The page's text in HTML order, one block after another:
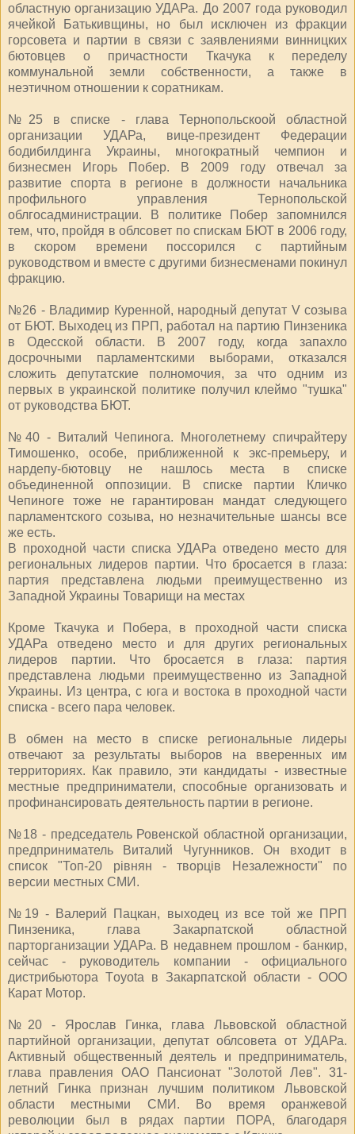
областную организацию УДАРа. До 2007 года руководил
ячейкой Батькивщины, но был исключен из фракции
горсовета и партии в связи с заявлениями винницких
бютовцев о причастности Ткачука к переделу
коммунальной земли собственности, а также в
неэтичном отношении к соратникам.
№25 в списке - глава Тернопольскоой областной
организации УДАРа, вице-президент Федерации
бодибилдинга Украины, многократный чемпион и
бизнесмен Игорь Побер. В 2009 году отвечал за
развитие спорта в регионе в должности начальника
профильного управления Тернопольской
облгосадминистрации. В политике Побер запомнился
тем, что, пройдя в облсовет по спискам БЮТ в 2006 году,
в скором времени поссорился с партийным
руководством и вместе с другими бизнесменами покинул
фракцию.
№26 - Владимир Куренной, народный депутат V созыва
от БЮТ. Выходец из ПРП, работал на партию Пинзеника
в Одесской области. В 2007 году, когда запахло
досрочными парламентскими выборами, отказался
сложить депутатские полномочия, за что одним из
первых в украинской политике получил клеймо "тушка"
от руководства БЮТ.
№40 - Виталий Чепинога. Многолетнему спичрайтеру
Тимошенко, особе, приближенной к экс-премьеру, и
нардепу-бютовцу не нашлось места в списке
объединенной оппозиции. В списке партии Кличко
Чепиноге тоже не гарантирован мандат следующего
парламентского созыва, но незначительные шансы все
же есть.
В проходной части списка УДАРа отведено место для
региональных лидеров партии. Что бросается в глаза:
партия представлена людьми преимущественно из
Западной Украины Товарищи на местах
Кроме Ткачука и Побера, в проходной части списка
УДАРа отведено место и для других региональных
лидеров партии. Что бросается в глаза: партия
представлена людьми преимущественно из Западной
Украины. Из центра, с юга и востока в проходной части
списка - всего пара человек.
В обмен на место в списке региональные лидеры
отвечают за результаты выборов на вверенных им
территориях. Как правило, эти кандидаты - известные
местные предприниматели, способные организовать и
профинансировать деятельность партии в регионе.
№18 - председатель Ровенской областной организации,
предприниматель Виталий Чугунников. Он входит в
список "Топ-20 рівнян - творців Незалежности" по
версии местных СМИ.
№19 - Валерий Пацкан, выходец из все той же ПРП
Пинзеника, глава Закарпатской областной
парторганизации УДАРа. В недавнем прошлом - банкир,
сейчас - руководитель компании - официального
дистрибьютора Тoyota в Закарпатской области - ООО
Карат Мотор.
№20 - Ярослав Гинка, глава Львовской областной
партийной организации, депутат облсовета от УДАРа.
Активный общественный деятель и предприниматель,
глава правления ОАО Пансионат "Золотой Лев". 31-
летний Гинка признан лучшим политиком Львовской
области местными СМИ. Во время оранжевой
революции был в рядах партии ПОРА, благодаря